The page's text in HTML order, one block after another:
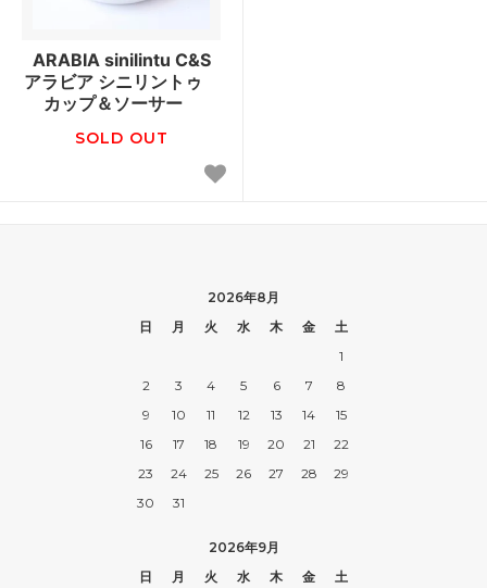
ARABIA sinilintu C&S
アラビア シニリントゥ
カップ＆ソーサー
SOLD OUT
2026年8月
日
月 火 水 木 金
土
1
2
3 4 5 6 7
8
9
10 11 12 13 14
15
16
17 18 19 20 21
22
23
24 25 26 27 28
29
30
31
2026年9月
日
月 火 水 木 金
土